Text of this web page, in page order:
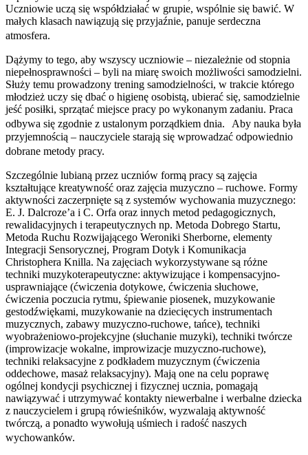
Uczniowie uczą się współdziałać w grupie, wspólnie się bawić. W
małych klasach nawiązują się przyjaźnie, panuje serdeczna
atmosfera.
Dążymy to tego, aby wszyscy uczniowie – niezależnie od stopnia
niepełnosprawności – byli na miarę swoich możliwości samodzielni.
Służy temu prowadzony trening samodzielności, w trakcie którego
młodzież uczy się dbać o higienę osobistą, ubierać się, samodzielnie
jeść posiłki, sprzątać miejsce pracy po wykonanym zadaniu. Praca
odbywa się zgodnie z ustalonym porządkiem dnia. Aby nauka była
przyjemnością – nauczyciele starają się wprowadzać odpowiednio
dobrane metody pracy.
Szczególnie lubianą przez uczniów formą pracy są zajęcia
kształtujące kreatywność oraz zajęcia muzyczno – ruchowe. Formy
aktywności zaczerpnięte są z systemów wychowania muzycznego:
E. J. Dalcroze’a i C. Orfa oraz innych metod pedagogicznych,
rewalidacyjnych i terapeutycznych np. Metoda Dobrego Startu,
Metoda Ruchu Rozwijającego Weroniki Sherborne, elementy
Integracji Sensorycznej, Program Dotyk i Komunikacja
Christophera Knilla. Na zajęciach wykorzystywane są różne
techniki muzykoterapeutyczne: aktywizujące i kompensacyjno-
usprawniające (ćwiczenia dotykowe, ćwiczenia słuchowe,
ćwiczenia poczucia rytmu, śpiewanie piosenek, muzykowanie
gestodźwiękami, muzykowanie na dziecięcych instrumentach
muzycznych, zabawy muzyczno-ruchowe, tańce), techniki
wyobrażeniowo-projekcyjne (słuchanie muzyki), techniki twórcze
(improwizacje wokalne, improwizacje muzyczno-ruchowe),
techniki relaksacyjne z podkładem muzycznym (ćwiczenia
oddechowe, masaż relaksacyjny). Mają one na celu poprawę
ogólnej kondycji psychicznej i fizycznej ucznia, pomagają
nawiązywać i utrzymywać kontakty niewerbalne i werbalne dziecka
z nauczycielem i grupą rówieśników, wyzwalają aktywność
twórczą, a ponadto wywołują uśmiech i radość naszych
wychowanków.